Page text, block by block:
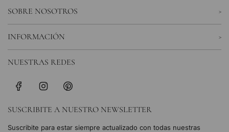
SOBRE NOSOTROS
INFORMACIÓN
SUSCRIBITE A NUESTRO NEWSLETTER
Suscribite para estar siempre actualizado con todas nuestras
NUESTRAS REDES